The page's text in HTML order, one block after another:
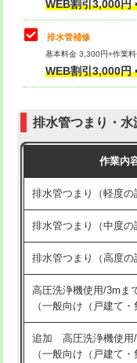
コンクリート斫り（
モルタル補修（厚さ10
モルタル補修（厚さ
追加人工
※給水管工事は20mm
交換・取付(混合水栓
式・ワンホール）)
交換・取付(排水栓・
交換・取付（その他部
持込商品取付（単水栓
持込商品取付（混合水
持込商品取付（浄水
給水管工事※（ホール
給水管工事※（バンド
給水管工事※（支持金
給水管工事※（保温材
め込み）)
WEB割引3,000
排水管補修
基本料金 3,300円+作業
WEB割引3,000
排水管つまり・
作業内
排水管つまり（軽度の
排水管つまり（中度の
排水管つまり（高度の
高圧洗浄機使用/3mま
（一般向け（戸建て・
追加 高圧洗浄機使用/
（一般向け（戸建て・